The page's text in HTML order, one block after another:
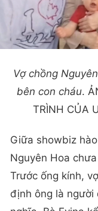
Vợ chồng
bên con cháu.
TRÌNH CỦA
Giữa showbiz
Nguyên Hoa
Trước ống kính,
định ông là người